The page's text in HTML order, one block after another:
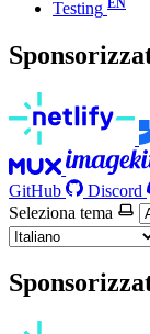
Testing
GitHub
Discord
Seleziona tema